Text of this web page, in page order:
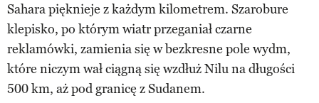
Sahara pięknieje z każdym kilometrem. Szarobure
klepisko, po którym wiatr przeganiał czarne
reklamówki, zamienia się w bezkresne pole wydm,
które niczym wał ciągną się wzdłuż Nilu na długości
500 km, aż pod granicę z Sudanem.